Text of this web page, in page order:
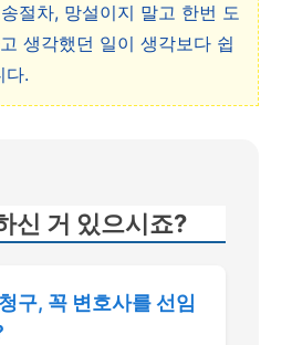
절차, 망설이지 말고 한번 도
생각했던 일이 생각보다 쉽
다.
신 거 있으시죠?
구, 꼭 변호사를 선임